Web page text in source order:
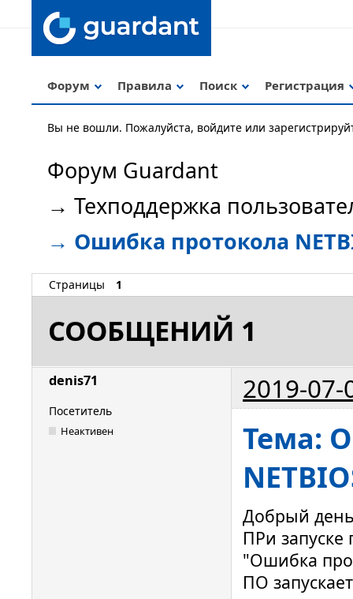
Форум Правила Поиск Регистрация
Вы не вошли. Пожалуйста, войдите или
Форум Guardant
→ Техподдержка
→ Ошибка протокола
Страницы 1
СООБЩЕНИЙ 1
denis71 2019-07-
Посетитель
Неактивен
Тема:
Добрый
ПРи
"Ошибка
ПО